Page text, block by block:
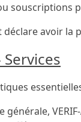
souscriptions
déclare avoir la
générale,